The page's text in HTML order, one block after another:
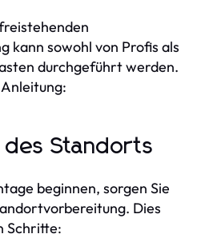
kann sowohl von Profis als
durchgeführt werden.
Standorts
beginnen, sorgen Sie
Dies
Schritte: